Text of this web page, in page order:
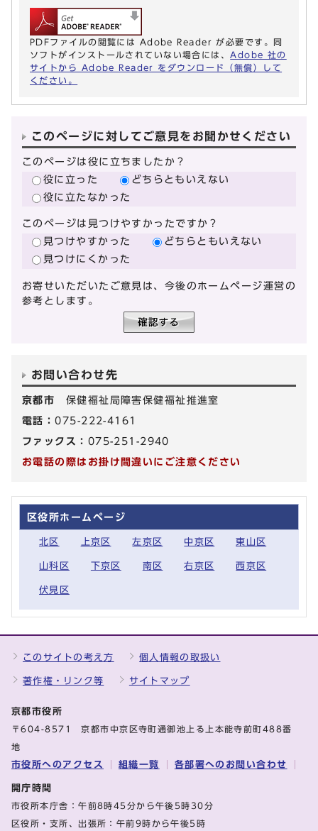
PDFファイルの閲覧には Adobe Reader が必要です。同
ソフトがインストールされていない場合には、 Adobe 社の
サイトから Adobe Reader をダウンロード（無償）して
ください。
このページに対してご意見をお聞かせください
このページは役に立ちましたか？
役に立った
どちらともいえない
役に立たなかった
このページは見つけやすかったですか？
見つけやすかった
どちらともいえない
見つけにくかった
お寄せいただいたご意見は、今後のホームページ運営の
参考とします。
お問い合わせ先
京都市 保健福祉局障害保健福祉推進室
電話：075-222-4161
ファックス： 075-251-2940
お電話の際はお掛け間違いにご注意ください
区役所ホームページ
北区 上京区 左京区 中京区 東山区
山科区 下京区 南区 右京区 西京区
伏見区
このサイトの考え方 個人情報の取扱い
著作権・リンク等 サイトマップ
京都市役所
〒604-8571 京都市中京区寺町通御池上る上本能寺前町488番
地
市役所へのアクセス 組織一覧 各部署へのお問い合わせ
開庁時間
市役所本庁舎：午前8時45分から午後5時30分
区役所・支所、出張所：午前9時から午後5時